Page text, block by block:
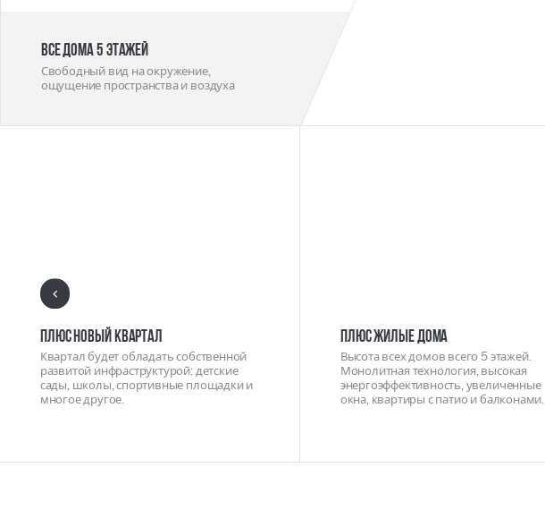
Все дома 5 этажей
Свободный вид на окружение,
ощущение пространства и воздуха
ПЛЮС НОВЫЙ КВАРТАЛ
Квартал будет обладать собственной
развитой инфраструктурой: детские
сады, школы, спортивные площадки и
многое другое.
ПЛЮС ЖИЛЫЕ ДОМА
Высота всех домов всего 5 этажей.
Монолитная технология, высокая
энергоэффективность, увеличенные
окна, квартиры с патио и балконами.